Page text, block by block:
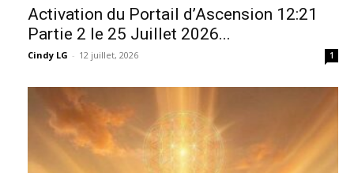
Activation du Portail d’Ascension 12:21
Partie 2 le 25 Juillet 2026...
Cindy LG - 12 juillet, 2026 1